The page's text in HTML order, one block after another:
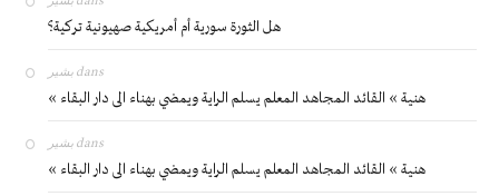
هل الثورة سورية أم أمريكية صهيونية تركية؟
بشير dans
« هنية » القائد المجاهد المعلم يسلم الراية ويمضي بهناء الى دار البقاء
بشير dans
« هنية » القائد المجاهد المعلم يسلم الراية ويمضي بهناء الى دار البقاء